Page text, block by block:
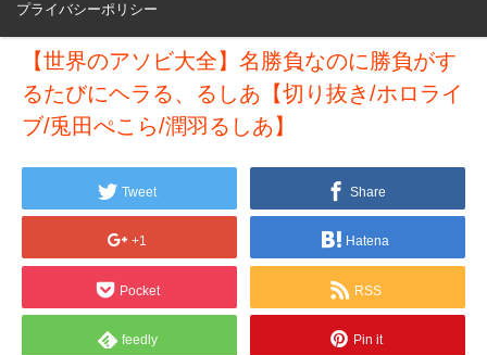
プライバシーポリシー
【世界のアソビ大全】名勝負なのに勝負がす
るたびにヘラる、るしあ【切り抜き/ホロライ
ブ/兎田ぺこら/潤羽るしあ】
Tweet Share
+1 Hatena
Pocket RSS
feedly Pin it